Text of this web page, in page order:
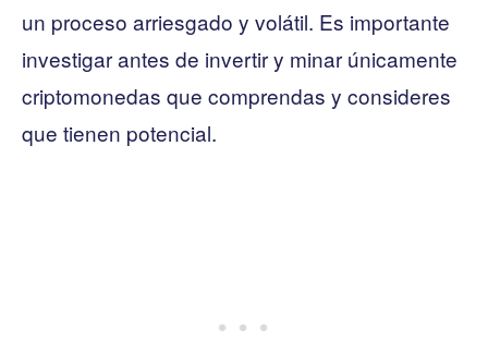
un proceso arriesgado y volátil. Es importante
investigar antes de invertir y minar únicamente
criptomonedas que comprendas y consideres
que tienen potencial.